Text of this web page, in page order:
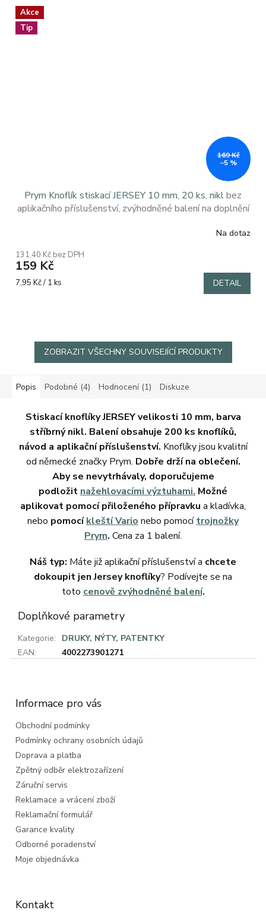
Akce
Tip
169 Kč
–5 %
Prym Knoflík stiskací JERSEY 10 mm, 20 ks, niklbez
aplikačního příslušenství, zvýhodněné balení na doplnění
produktu
je
5,0
Na dotaz
131,40 Kč bez DPH
159 Kč
Měrná
7,95 Kč / 1 ks DETAIL
ZOBRAZIT VŠECHNY SOUVISEJÍCÍ PRODUKTY
Popis Podobné (4) Hodnocení (1) Diskuze
Stiskací knoflíky JERSEY velikosti 10 mm, barva
stříbrný nikl. Balení obsahuje 200 ks knoflíků,
návod a aplikační příslušenství. Knoflíky jsou kvalitní
od německé značky Prym. Dobře drží na oblečení.
Aby se nevytrhávaly, doporučujeme
podložit nažehlovacími výztuhami. Možné
aplikovat pomocí přiloženého přípravku a kladívka,
nebo pomocíkleští Vario nebo pomocítrojnožky
Prym. Cena za 1 balení.
Náš typ: Máte již aplikační příslušenství a chcete
dokoupit jen Jersey knoflíky? Podívejte se na
toto cenově zvýhodněné balení.
Doplňkové parametry
Kategorie:
DRUKY, NÝTY, PATENTKY
EAN: 4002273901271
Informace pro vás
Obchodní podmínky
Podmínky ochrany osobních údajů
Doprava a platba
Zpětný odběr elektrozařízení
Záruční servis
Reklamace a vrácení zboží
Reklamační formulář
Garance kvality
Odborné poradenství
Moje objednávka
Kontakt